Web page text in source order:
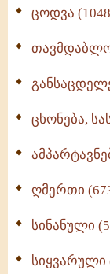
ცოდვა
ცხონება,
ღმერთი
სინანული
სიყვარული